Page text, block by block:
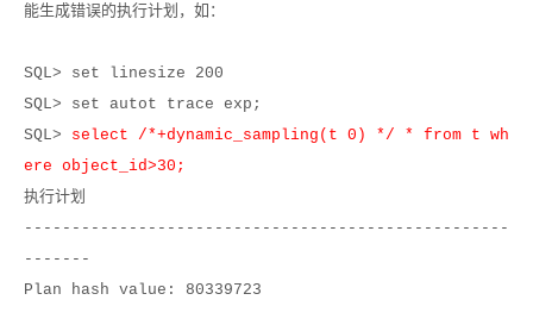
能生成错误的执行计划，如：
SQL> set linesize 200
SQL> set autot trace exp;
SQL> select /*+dynamic_sampling(t 0) */ * from t wh
ere object_id>30;
执行计划
---------------------------------------------------
-------
Plan hash value: 80339723